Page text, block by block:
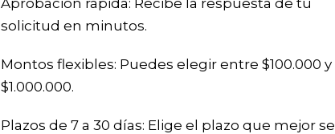
solicitud en minutos.
Montos flexibles: Puedes elegir entre $100.000 y
$1.000.000.
Plazos de 7 a 30 días: Elige el plazo que mejor se